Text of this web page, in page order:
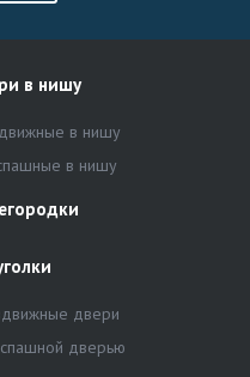
в нишу
в нишу
в нишу
двери
дверью